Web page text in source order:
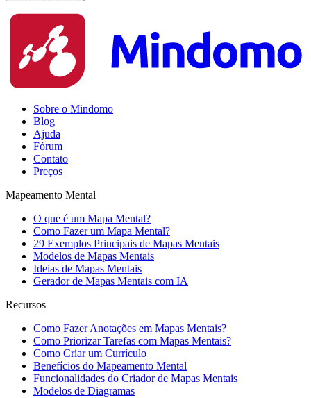
Sobre o Mindomo
Blog
Ajuda
Fórum
Contato
Preços
Mapeamento Mental
O que é um Mapa Mental?
Como Fazer um Mapa Mental?
29 Exemplos Principais de Mapas Mentais
Modelos de Mapas Mentais
Ideias de Mapas Mentais
Gerador de Mapas Mentais com IA
Recursos
Como Fazer Anotações em Mapas Mentais?
Como Priorizar Tarefas com Mapas Mentais?
Como Criar um Currículo
Benefícios do Mapeamento Mental
Funcionalidades do Criador de Mapas Mentais
Modelos de Diagramas